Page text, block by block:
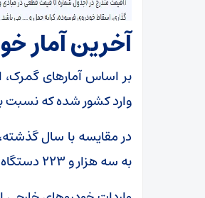
آخرین آمار
وارد کشور شده که نسبت به مدت مشابه
به سه هزار و ۲۲۳ دستگاه خودرو به ارزش ۶۳ میلیون دلار محدود بود.